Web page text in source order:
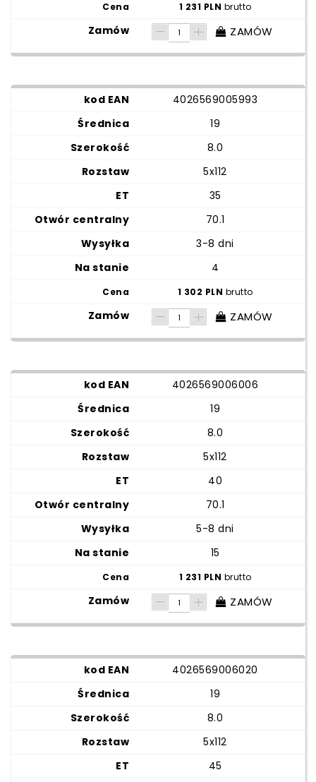
1 231 PLN brutto
ZAMÓW
4026569005993
19
8.0
5x112
35
70.1
3-8 dni
4
1 302 PLN brutto
ZAMÓW
4026569006006
19
8.0
5x112
40
70.1
5-8 dni
15
1 231 PLN brutto
ZAMÓW
4026569006020
19
8.0
5x112
45